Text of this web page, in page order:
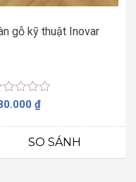
gỗ kỹ thuật Inovar
₫
SO SÁNH